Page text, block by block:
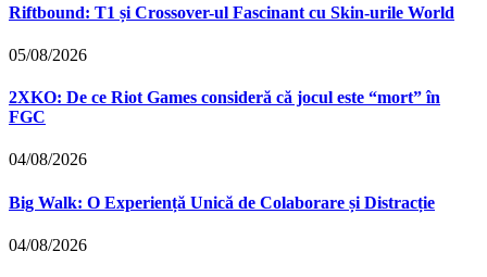
Riftbound: T1 și Crossover-ul Fascinant cu Skin-urile World
05/08/2026
2XKO: De ce Riot Games consideră că jocul este “mort” în
FGC
04/08/2026
Big Walk: O Experiență Unică de Colaborare și Distracție
04/08/2026